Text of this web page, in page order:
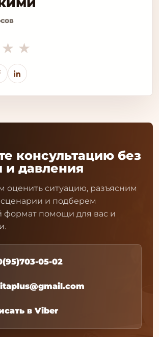
★ ★
консультацию без
и давления
ситуацию, разъясним
и подберем
формат помощи для вас и
05-02
в Viber